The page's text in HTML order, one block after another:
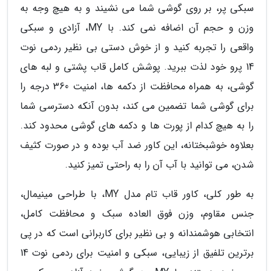
سبکی پر، بر روی گوشی شما می نشیند و به هیچ وجه به
وزن و حجم آن اضافه نمی کند. با MY، آزادی و سبکی
واقعی را تجربه کنید و از خوش دستی بی نظیر ردمی نوت
14 پرو خود لذت ببرید. پوشش کامل قاب پشتی و لبه های
گوشی، به همراه محافظت از دکمه ها، امنیت 360 درجه را
برای گوشی شما تضمین می کند، بدون آنکه دسترسی شما
را به هیچ کدام از پورت ها و دکمه های گوشی محدود کند.
بعلاوه خوشبختانه، این کاور ضد آب بوده و در صورت کثیف
شدن، می توانید با آب آن را به راحتی تمیز کنید.
به طور کلی، کاور قاب تام مدل MY، با طراحی مینیمال،
جنس مقاوم، وزن فوق العاده سبک و محافظت کامل،
انتخابی هوشمندانه و بی نظیر برای کاربرانی است که در پی
برترین تلفیق از زیبایی، سبکی و امنیت برای ردمی نوت 14